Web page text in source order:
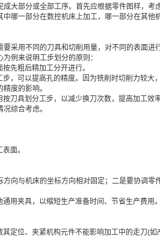
大部分或全部工序。首先应根据零件图样，考
哪一部分在数控机床上加工，哪一部分在其他
采用不同的刀具和切削用量，对不同的表面进
例来说明工步划分的原则：
先粗后精加工分开进行。
，可以提高孔的精度。因为铣削时切削力较大
度的影响。
刀具划分工步，以减少换刀次数，提高加工效率
综合考虑。
面。
向与机床的坐标方向相对固定；二是要协调零
用夹具，以缩短生产准备时间、节省生产费用。
定位、夹紧机构元件不能影响加工中的走刀(如